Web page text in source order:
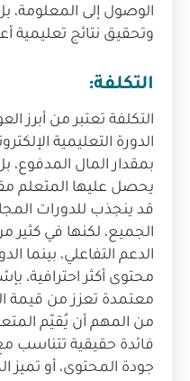
الوصول إلى المعلومة،
وتحقيق نتائج تعليمية
التكلفة:
التكلفة تعتبر من أبرز
الدورة التعليمية
بمقدار المال المدفوع،
يحصل عليها المتعلم
قد ينجذب للدورات
الجميع، لكنها في كثير
الدعم التفاعلي، بينما
محتوى أكثر احترافية،
معتمدة تعزز من قيمة
من المهم أن يُقيّم
فائدة حقيقية تتناسب
جودة المحتوى، أو تميز